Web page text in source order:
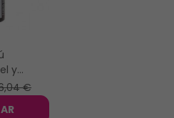
y
,04 €